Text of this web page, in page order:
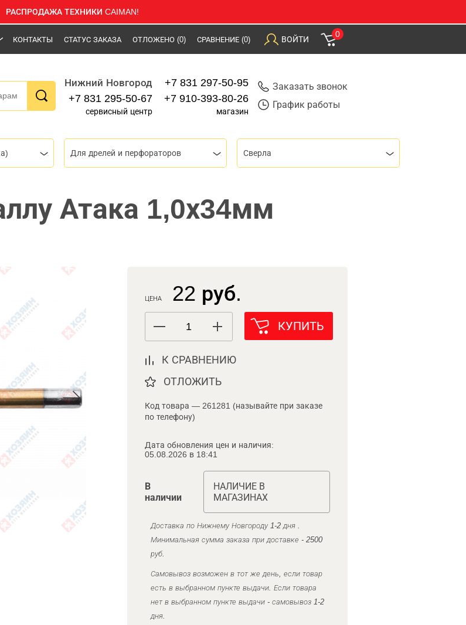
РАСПРОДАЖА ТЕХНИКИ CAIMAN!
КОНТАКТЫ СТАТУС ЗАКАЗА ОТЛОЖЕНО (0) СРАВНЕНИЕ (0) ВОЙТИ
0
Нижний Новгород
+7 831 295-50-67
сервисный центр
+7 831 297-50-95
+7 910-393-80-26
магазин
Заказать звонок
График работы
Для дрелей и перфораторов Сверла
Атака 1,0х34мм
ЦЕНА 22 руб.
КУПИТЬ
К СРАВНЕНИЮ
ОТЛОЖИТЬ
Код товара — 261281 (называйте при заказе
по телефону)
Дата обновления цен и наличия:
05.08.2026 в 18:41
В
наличии
НАЛИЧИЕ В
МАГАЗИНАХ
Доставка по Нижнему Новгороду 1-2 дня .
Минимальная сумма заказа при доставке - 2500
руб.
Самовывоз возможен в тот же день, если товар
есть в выбранном пункте выдачи. Если товара
нет в выбранном пункте выдачи - самовывоз 1-2
дня.